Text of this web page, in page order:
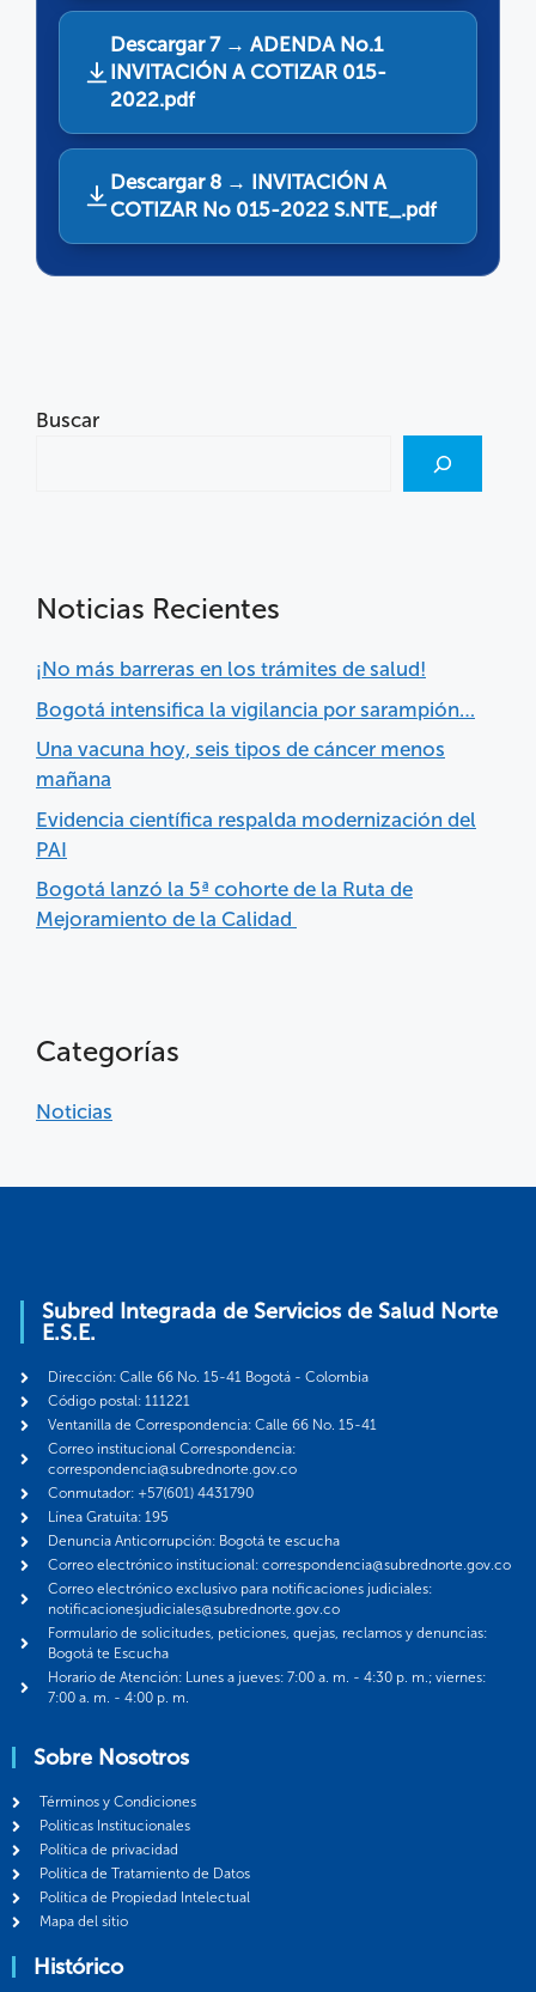
Descargar 7 → ADENDA No.1
INVITACIÓN A COTIZAR 015-
2022.pdf
Descargar 8 → INVITACIÓN A
COTIZAR No 015-2022 S.NTE_.pdf
Buscar
Noticias Recientes
¡No más barreras en los trámites de salud!
Bogotá intensifica la vigilancia por sarampión…
Una vacuna hoy, seis tipos de cáncer menos
mañana
Evidencia científica respalda modernización del
PAI
Bogotá lanzó la 5ª cohorte de la Ruta de
Mejoramiento de la Calidad
Categorías
Noticias
Subred Integrada de Servicios de Salud Norte
E.S.E.
Dirección: Calle 66 No. 15-41 Bogotá - Colombia
Código postal: 111221
Ventanilla de Correspondencia: Calle 66 No. 15-41
Correo institucional Correspondencia:
correspondencia@subrednorte.gov.co
Conmutador: +57(601) 4431790
Línea Gratuita: 195
Denuncia Anticorrupción: Bogotá te escucha
Correo electrónico institucional: correspondencia@subrednorte.gov.co
Correo electrónico exclusivo para notificaciones judiciales:
notificacionesjudiciales@subrednorte.gov.co
Formulario de solicitudes, peticiones, quejas, reclamos y denuncias:
Bogotá te Escucha
Horario de Atención: Lunes a jueves: 7:00 a. m. - 4:30 p. m.; viernes:
7:00 a. m. - 4:00 p. m.
Sobre Nosotros
Términos y Condiciones
Politicas Institucionales
Política de privacidad
Política de Tratamiento de Datos
Política de Propiedad Intelectual
Mapa del sitio
Histórico